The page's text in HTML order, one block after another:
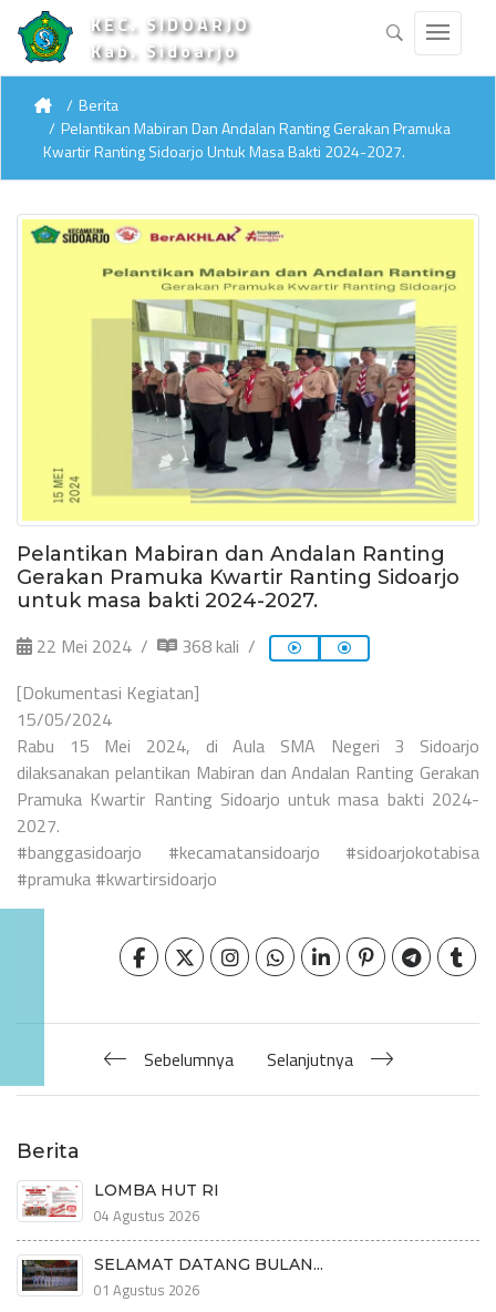
KEC. SIDOARJO
Kab. Sidoarjo
Berita
Pelantikan Mabiran Dan Andalan Ranting Gerakan Pramuka
Kwartir Ranting Sidoarjo Untuk Masa Bakti 2024-2027.
Pelantikan Mabiran dan Andalan Ranting
Gerakan Pramuka Kwartir Ranting Sidoarjo
untuk masa bakti 2024-2027.
22 Mei 2024
368 kali
[Dokumentasi Kegiatan]
15/05/2024
Rabu 15 Mei 2024, di Aula SMA Negeri 3 Sidoarjo
dilaksanakan pelantikan Mabiran dan Andalan Ranting Gerakan
Pramuka Kwartir Ranting Sidoarjo untuk masa bakti 2024-
2027.
#banggasidoarjo #kecamatansidoarjo #sidoarjokotabisa
#pramuka #kwartirsidoarjo
Sebelumnya Selanjutnya
Berita
LOMBA HUT RI
04 Agustus 2026
SELAMAT DATANG BULAN...
01 Agustus 2026